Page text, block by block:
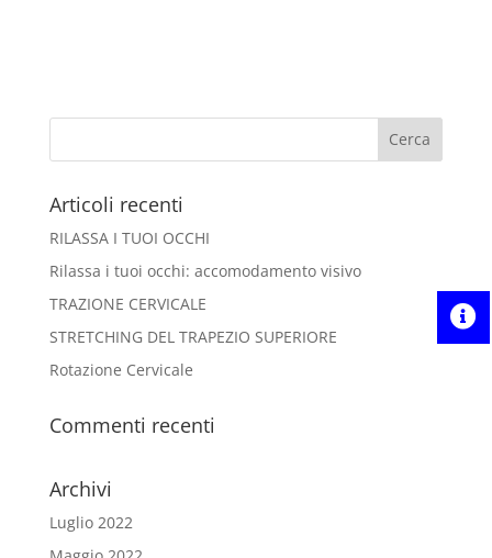
Articoli recenti
RILASSA I TUOI OCCHI
Rilassa i tuoi occhi: accomodamento visivo
TRAZIONE CERVICALE
STRETCHING DEL TRAPEZIO SUPERIORE
Rotazione Cervicale
Commenti recenti
Archivi
Luglio 2022